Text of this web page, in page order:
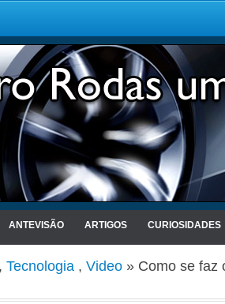
ANTEVISÃO ARTIGOS CURIOSIDADES
, Tecnologia , Video » Como se faz